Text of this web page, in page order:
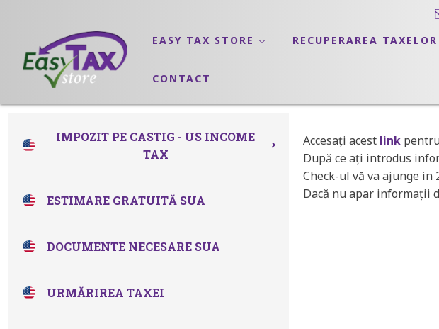
EASY TAX STORE
RECUPERAREA
CONTACT
IMPOZIT PE CASTIG - US INCOME
TAX
ESTIMARE GRATUITĂ SUA
DOCUMENTE NECESARE SUA
URMĂRIREA TAXEI
Accesaţi acest link
După ce aţi introdus
Check-ul vă va ajunge
Dacă nu apar informaţii